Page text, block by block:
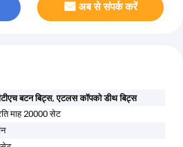
अब से संपर्क करें
बटन बिट्स,एटलस कॉपको डीथ बिट्स
माह 20000 सेट